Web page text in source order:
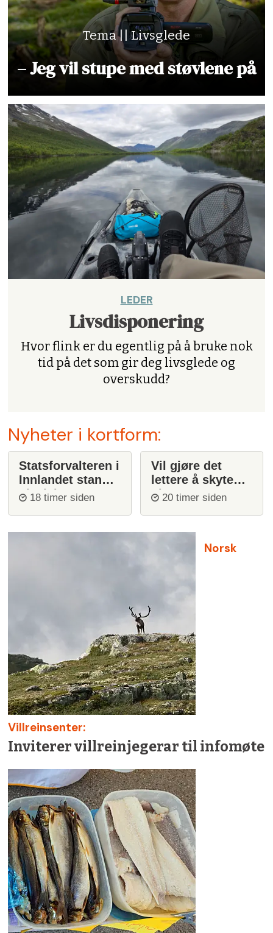
Tema || Livsglede
– Jeg vil stupe med støvlene på
LEDER
Livsdisponering
Hvor flink er du egentlig på å bruke nok
tid på det som gir deg livsglede og
overskudd?
Nyheter i kortform:
Statsforvalteren i
Innlandet stanser
ulvejakt
18 timer siden
Vil gjøre det
lettere å skyte
ulv20 timer siden
Norsk
Villreinsenter:
Inviterer villreinjegerar til infomøte